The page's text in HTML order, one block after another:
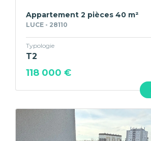
Appartement 2 pièces 40 m²
LUCE - 28110
Typologie
T2
118 000 €